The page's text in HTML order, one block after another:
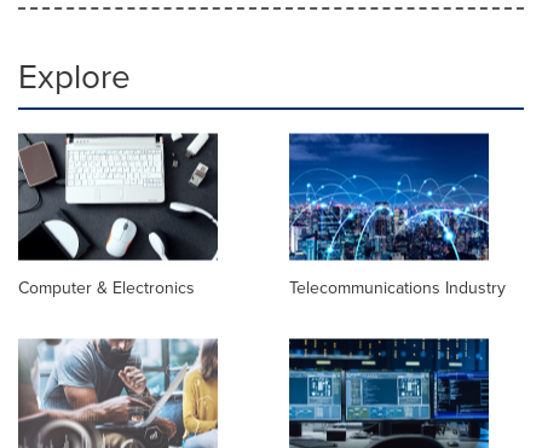
Explore
Computer & Electronics Telecommunications Industry